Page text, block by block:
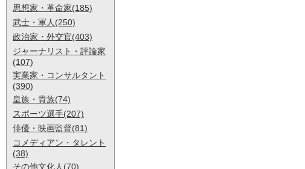
思想家・革命家(185)
武士・軍人(250)
政治家・外交官(403)
ジャーナリスト・評論家
(107)
実業家・コンサルタント
(390)
皇族・貴族(74)
スポーツ選手(207)
俳優・映画監督(81)
コメディアン・タレント
(38)
その他文化人(70)